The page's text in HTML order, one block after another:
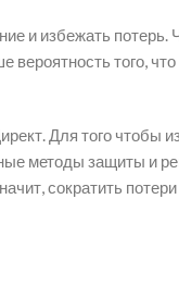
и избежать потерь.
вероятность того,
Для того чтобы
методы защиты и
сократить